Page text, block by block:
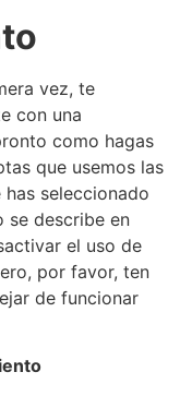
vez, te
con una
como hagas
que usemos las
seleccionado
se describe en
el uso de
por favor, ten
de funcionar